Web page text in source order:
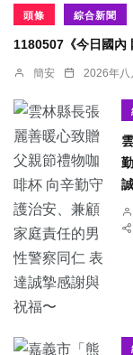
頭條 綜合新聞
1180507《今日國內
簡安 2026年八